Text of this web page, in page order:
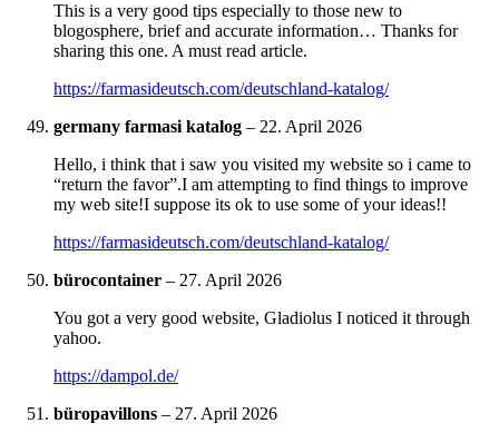
This is a very good tips especially to those new to
blogosphere, brief and accurate information… Thanks for
sharing this one. A must read article.
https://farmasideutsch.com/deutschland-katalog/
germany farmasi katalog – 22. April 2026
Hello, i think that i saw you visited my website so i came to
“return the favor”.I am attempting to find things to improve
my web site!I suppose its ok to use some of your ideas!!
https://farmasideutsch.com/deutschland-katalog/
bürocontainer – 27. April 2026
You got a very good website, Gladiolus I noticed it through
yahoo.
https://dampol.de/
büropavillons – 27. April 2026